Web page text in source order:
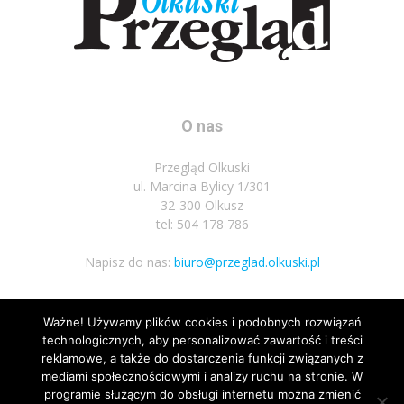
O nas
Przegląd Olkuski
ul. Marcina Bylicy 1/301
32-300 Olkusz
tel: 504 178 786
Napisz do nas: biuro@przeglad.olkuski.pl
Podążaj za nami
Ważne! Używamy plików cookies i podobnych rozwiązań
technologicznych, aby personalizować zawartość i treści
reklamowe, a także do dostarczenia funkcji związanych z
mediami społecznościowymi i analizy ruchu na stronie. W
programie służącym do obsługi internetu można zmienić